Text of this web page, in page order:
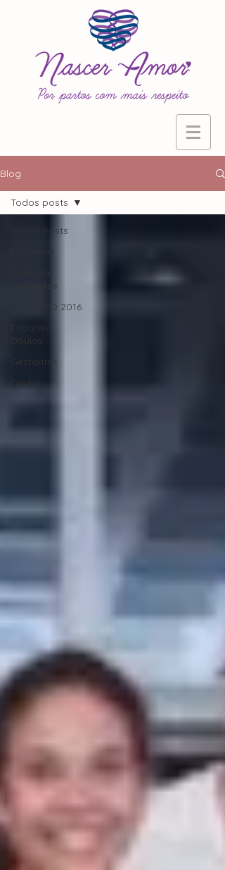
Blog
Todos posts
Parceiras
Curso de
Gestantes
SIAPARTO 2016
Encontro
Doulas
Gestantes
Doulas
Todos posts